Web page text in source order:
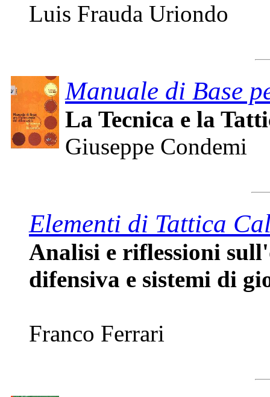
Luis Frauda Uriondo
Manuale di Base
La Tecnica e la
Giuseppe Condemi
Elementi di Tattica
Analisi e riflessioni
difensiva e sistemi di
Franco Ferrari